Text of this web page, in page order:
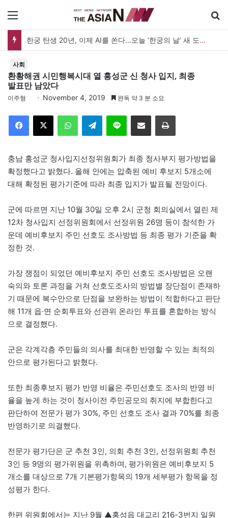
한궁 탄생 20년, 이제 AI를 쏜다…오늘 ‘한궁의 날’ 새 도약 선언
사회
환황해권 시민행복시대 열 홍성군 신 청사 입지, 최종
발표만 남았다
이주형 November 4, 2019 완독 약 3 분 소요
Telegram 이메일
충남 홍성군 청사입지선정위원회가 최종 청사부지 평가방법을
확정했다고 밝혔다. 올해 안에는 압축된 예비 후보지 5개소에
대해 확정된 평가기준에 따라 최종 입지가 발표될 전망이다.
군에 따르면 지난 10월 30일 오후 2시 군청 회의실에서 열린 제
12차 청사입지 선정위원회에서 선정위원 26명 등이 참석한 가
운데 예비후보지 주민 선호도 조사방법 등 최종 평가 기준을 확
정한 것.
가장 쟁점이 되었던 예비후보지 주민 선호도 조사방법은 오랜
숙의와 토론 과정을 거쳐 선호도조사의 방법별 장단점이 존재하
기 때문에 복수안으로 단점을 보완하는 방법이 적합하다고 판단
해 11개 읍·면 순회투표와 선관위 온라인 투표를 혼합하는 방식
으로 결정했다.
군은 각계각층 주민들의 의사를 최대한 반영할 수 있는 최적의
안으로 평가된다고 밝혔다.
또한 최종후보지 평가 반영 비율은 주민선호도 조사의 반영 비
율을 높게 하는 것이 청사이전 주민공모의 취지에 부합한다고
판단하여 전문가 평가 30%, 주민 선호도 조사 결과 70%를 최종
반영하기로 의결했다.
전문가 평가단은 군 추천 3인, 의회 추천 3인, 선정위원회 추천
3인 등 9명의 평가위원을 위촉하며, 평가위원은 예비후보지 5
개소를 대상으로 7개 기본평가항목의 19개 세부평가 항목을 정
성평가 한다.
한편 위원회에서는 지난 9월 ▲홍성읍 대교리 216-3번지 일원